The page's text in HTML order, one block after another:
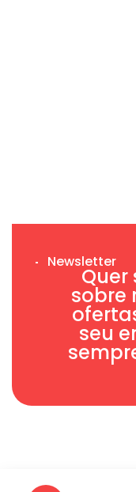
Newsletter
Quer
sobre
seu